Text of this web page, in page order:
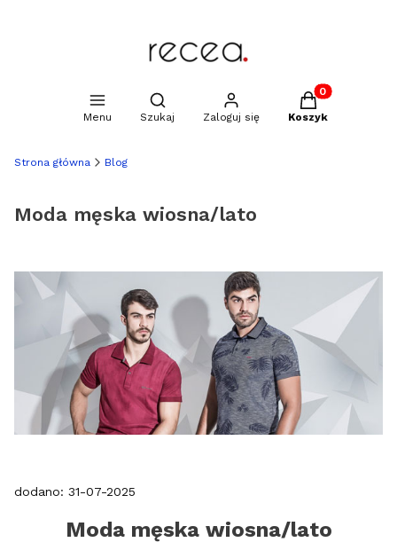
Menu
Otwórz wyszukiwarkę
Szukaj Zaloguj się
Produkty w
Koszyk
Strona główna Blog
Moda męska wiosna/lato
dodano: 31-07-2025
Moda męska wiosna/lato